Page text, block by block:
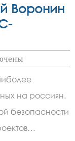
Воронин
на россиян.
безопасности